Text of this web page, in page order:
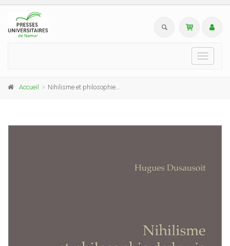
Toggle
Accueil Nihilisme et philosophie de la vie